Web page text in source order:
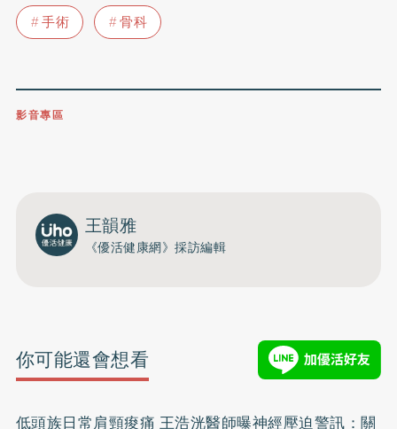
手術
骨科
影音專區
王韻雅
《優活健康網》採訪編輯
你可能還會想看
低頭族日常肩頸痠痛 王浩洸醫師曝神經壓迫警訊：關